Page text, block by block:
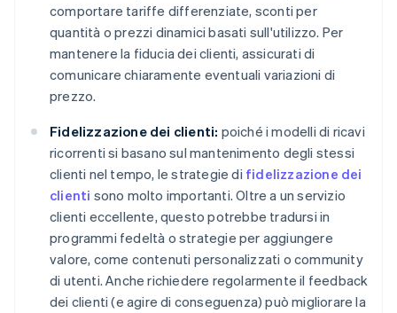
comportare tariffe differenziate, sconti per
quantità o prezzi dinamici basati sull'utilizzo. Per
mantenere la fiducia dei clienti, assicurati di
comunicare chiaramente eventuali variazioni di
prezzo.
Fidelizzazione dei clienti: poiché i modelli di ricavi
ricorrenti si basano sul mantenimento degli stessi
clienti nel tempo, le strategie di fidelizzazione dei
clienti sono molto importanti. Oltre a un servizio
clienti eccellente, questo potrebbe tradursi in
programmi fedeltà o strategie per aggiungere
valore, come contenuti personalizzati o community
di utenti. Anche richiedere regolarmente il feedback
dei clienti (e agire di conseguenza) può migliorare la